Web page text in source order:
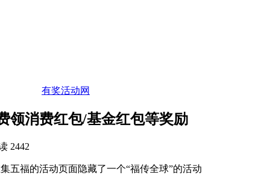
有奖活动网
领消费红包/基金红包等奖励
2442
五福的活动页面隐藏了一个“福传全球”的活动